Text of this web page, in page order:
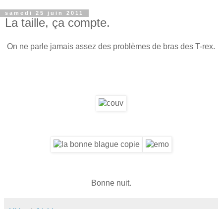
samedi 25 juin 2011
La taille, ça compte.
On ne parle jamais assez des problèmes de bras des T-rex.
Bonne nuit.